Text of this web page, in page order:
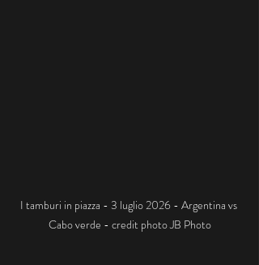
I tamburi in piazza - 3 luglio 2026 - Argentina vs
Cabo verde - credit photo JB Photo